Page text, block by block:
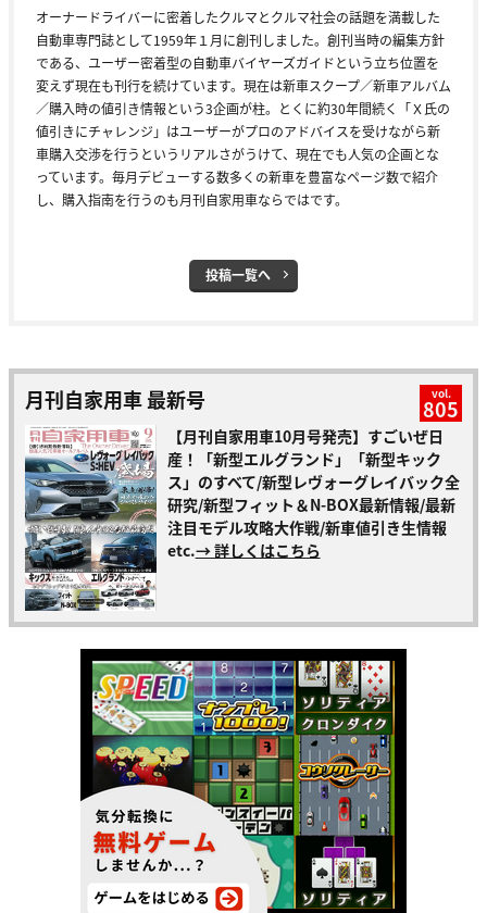
オーナードライバーに密着したクルマとクルマ社会の話題を満載した
自動車専門誌として1959年１月に創刊しました。創刊当時の編集方針
である、ユーザー密着型の自動車バイヤーズガイドという立ち位置を
変えず現在も刊行を続けています。現在は新車スクープ／新車アルバム
／購入時の値引き情報という3企画が柱。とくに約30年間続く「Ｘ氏の
値引きにチャレンジ」はユーザーがプロのアドバイスを受けながら新
車購入交渉を行うというリアルさがうけて、現在でも人気の企画とな
っています。毎月デビューする数多くの新車を豊富なページ数で紹介
し、購入指南を行うのも月刊自家用車ならではです。
投稿一覧へ
月刊自家用車 最新号 vol.
805
【月刊自家用車10月号発売】すごいぜ日
産！「新型エルグランド」「新型キック
ス」のすべて/新型レヴォーグレイバック全
研究/新型フィット＆N-BOX最新情報/最新
注目モデル攻略大作戦/新車値引き生情報
etc.→ 詳しくはこちら